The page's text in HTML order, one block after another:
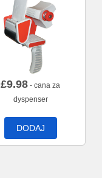
£9.98 - cana za
dyspenser
DODAJ